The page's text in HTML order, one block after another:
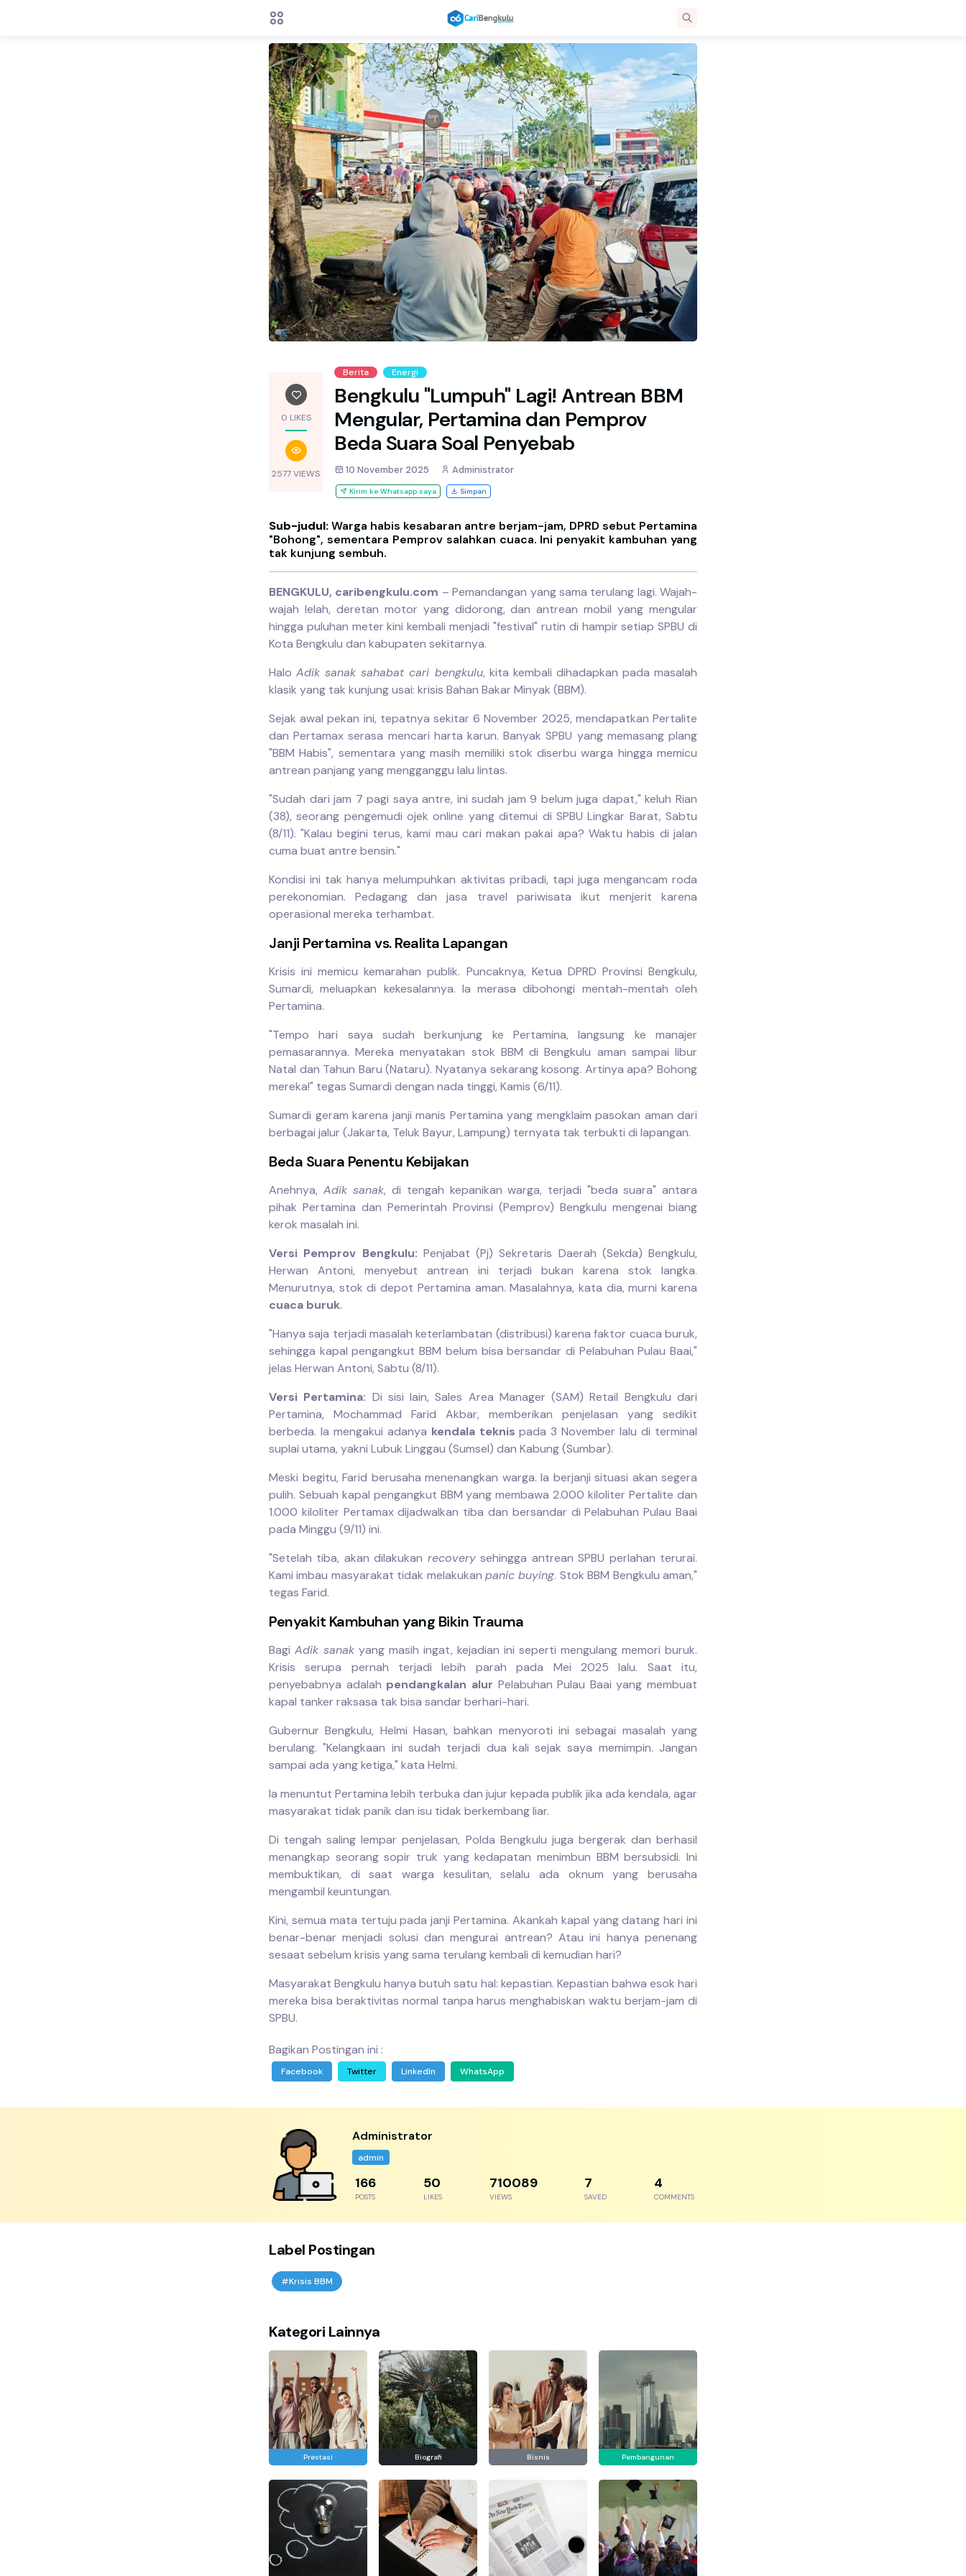
0 LIKES
2577 VIEWS
Berita Energi
Bengkulu "Lumpuh" Lagi! Antrean BBM
Mengular, Pertamina dan Pemprov
Beda Suara Soal Penyebab
10 November 2025 Administrator
Kirim ke Whatsapp saya Simpan
Sub-judul:Warga habis kesabaran antre berjam-jam, DPRD sebut Pertamina
"Bohong", sementara Pemprov salahkan cuaca. Ini penyakit kambuhan yang
tak kunjung sembuh.
BENGKULU, caribengkulu.com – Pemandangan yang sama terulang lagi. Wajah-
wajah lelah, deretan motor yang didorong, dan antrean mobil yang mengular
hingga puluhan meter kini kembali menjadi "festival" rutin di hampir setiap SPBU di
Kota Bengkulu dan kabupaten sekitarnya.
HaloAdik sanak sahabat cari bengkulu, kita kembali dihadapkan pada masalah
klasik yang tak kunjung usai: krisis Bahan Bakar Minyak (BBM).
Sejak awal pekan ini, tepatnya sekitar 6 November 2025, mendapatkan Pertalite
dan Pertamax serasa mencari harta karun. Banyak SPBU yang memasang plang
"BBM Habis", sementara yang masih memiliki stok diserbu warga hingga memicu
antrean panjang yang mengganggu lalu lintas.
"Sudah dari jam 7 pagi saya antre, ini sudah jam 9 belum juga dapat," keluh Rian
(38), seorang pengemudi ojek online yang ditemui di SPBU Lingkar Barat, Sabtu
(8/11). "Kalau begini terus, kami mau cari makan pakai apa? Waktu habis di jalan
cuma buat antre bensin."
Kondisi ini tak hanya melumpuhkan aktivitas pribadi, tapi juga mengancam roda
perekonomian. Pedagang dan jasa travel pariwisata ikut menjerit karena
operasional mereka terhambat.
Janji Pertamina vs. Realita Lapangan
Krisis ini memicu kemarahan publik. Puncaknya, Ketua DPRD Provinsi Bengkulu,
Sumardi, meluapkan kekesalannya. Ia merasa dibohongi mentah-mentah oleh
Pertamina.
"Tempo hari saya sudah berkunjung ke Pertamina, langsung ke manajer
pemasarannya. Mereka menyatakan stok BBM di Bengkulu aman sampai libur
Natal dan Tahun Baru (Nataru). Nyatanya sekarang kosong. Artinya apa? Bohong
mereka!" tegas Sumardi dengan nada tinggi, Kamis (6/11).
Sumardi geram karena janji manis Pertamina yang mengklaim pasokan aman dari
berbagai jalur (Jakarta, Teluk Bayur, Lampung) ternyata tak terbukti di lapangan.
Beda Suara Penentu Kebijakan
Anehnya, Adik sanak, di tengah kepanikan warga, terjadi "beda suara" antara
pihak Pertamina dan Pemerintah Provinsi (Pemprov) Bengkulu mengenai biang
kerok masalah ini.
Versi Pemprov Bengkulu: Penjabat (Pj) Sekretaris Daerah (Sekda) Bengkulu,
Herwan Antoni, menyebut antrean ini terjadi bukan karena stok langka.
Menurutnya, stok di depot Pertamina aman. Masalahnya, kata dia, murni karena
cuaca buruk.
"Hanya saja terjadi masalah keterlambatan (distribusi) karena faktor cuaca buruk,
sehingga kapal pengangkut BBM belum bisa bersandar di Pelabuhan Pulau Baai,"
jelas Herwan Antoni, Sabtu (8/11).
Versi Pertamina: Di sisi lain, Sales Area Manager (SAM) Retail Bengkulu dari
Pertamina, Mochammad Farid Akbar, memberikan penjelasan yang sedikit
berbeda. Ia mengakui adanya kendala teknis pada 3 November lalu di terminal
suplai utama, yakni Lubuk Linggau (Sumsel) dan Kabung (Sumbar).
Meski begitu, Farid berusaha menenangkan warga. Ia berjanji situasi akan segera
pulih. Sebuah kapal pengangkut BBM yang membawa 2.000 kiloliter Pertalite dan
1.000 kiloliter Pertamax dijadwalkan tiba dan bersandar di Pelabuhan Pulau Baai
pada Minggu (9/11) ini.
"Setelah tiba, akan dilakukan recoverysehingga antrean SPBU perlahan terurai.
Kami imbau masyarakat tidak melakukan panic buying. Stok BBM Bengkulu aman,"
tegas Farid.
Penyakit Kambuhan yang Bikin Trauma
Bagi Adik sanak yang masih ingat, kejadian ini seperti mengulang memori buruk.
Krisis serupa pernah terjadi lebih parah pada Mei 2025 lalu. Saat itu,
penyebabnya adalah pendangkalan alur Pelabuhan Pulau Baai yang membuat
kapal tanker raksasa tak bisa sandar berhari-hari.
Gubernur Bengkulu, Helmi Hasan, bahkan menyoroti ini sebagai masalah yang
berulang. "Kelangkaan ini sudah terjadi dua kali sejak saya memimpin. Jangan
sampai ada yang ketiga," kata Helmi.
Ia menuntut Pertamina lebih terbuka dan jujur kepada publik jika ada kendala, agar
masyarakat tidak panik dan isu tidak berkembang liar.
Di tengah saling lempar penjelasan, Polda Bengkulu juga bergerak dan berhasil
menangkap seorang sopir truk yang kedapatan menimbun BBM bersubsidi. Ini
membuktikan, di saat warga kesulitan, selalu ada oknum yang berusaha
mengambil keuntungan.
Kini, semua mata tertuju pada janji Pertamina. Akankah kapal yang datang hari ini
benar-benar menjadi solusi dan mengurai antrean? Atau ini hanya penenang
sesaat sebelum krisis yang sama terulang kembali di kemudian hari?
Masyarakat Bengkulu hanya butuh satu hal: kepastian. Kepastian bahwa esok hari
mereka bisa beraktivitas normal tanpa harus menghabiskan waktu berjam-jam di
SPBU.
Bagikan Postingan ini :
Facebook Twitter LinkedIn WhatsApp
Administrator
admin
243
POSTS
73
LIKES
1037822
VIEWS
10
SAVED
6
COMMENTS
Label Postingan
#Krisis BBM
Kategori Lainnya
Prestasi Biografi Bisnis Pembangunan